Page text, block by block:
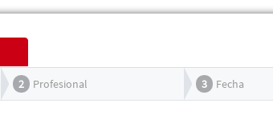
2 Profesional 3 Fecha